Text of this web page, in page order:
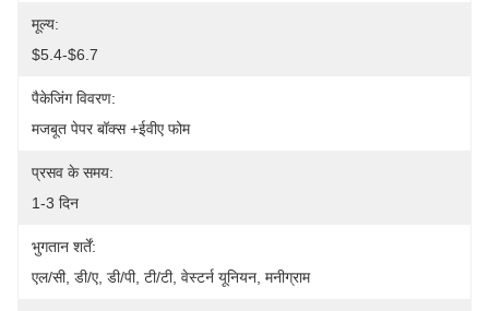
मूल्य:
$5.4-$6.7
पैकेजिंग विवरण:
मजबूत पेपर बॉक्स +ईवीए फोम
प्रसव के समय:
1-3 दिन
भुगतान शर्तें:
एल/सी, डी/ए, डी/पी, टी/टी, वेस्टर्न यूनियन, मनीग्राम